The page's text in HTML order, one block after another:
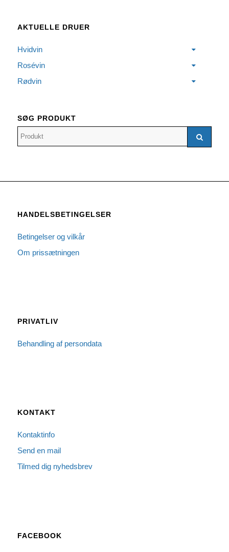
AKTUELLE DRUER
Hvidvin
Rosévin
Rødvin
SØG PRODUKT
HANDELSBETINGELSER
Betingelser og vilkår
Om prissætningen
PRIVATLIV
Behandling af persondata
KONTAKT
Kontaktinfo
Send en mail
Tilmed dig nyhedsbrev
FACEBOOK